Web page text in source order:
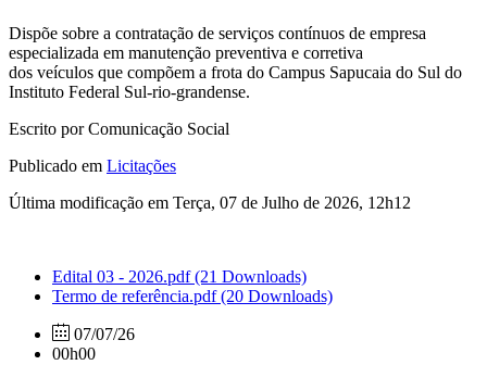
Dispõe sobre a contratação de serviços contínuos de empresa
especializada em manutenção preventiva e corretiva
dos veículos que compõem a frota do Campus Sapucaia do Sul do
Instituto Federal Sul-rio-grandense.
Escrito por Comunicação Social
Publicado em Licitações
Última modificação em Terça, 07 de Julho de 2026, 12h12
Edital 03 - 2026.pdf(21 Downloads)
Termo de referência.pdf(20 Downloads)
07/07/26
00h00